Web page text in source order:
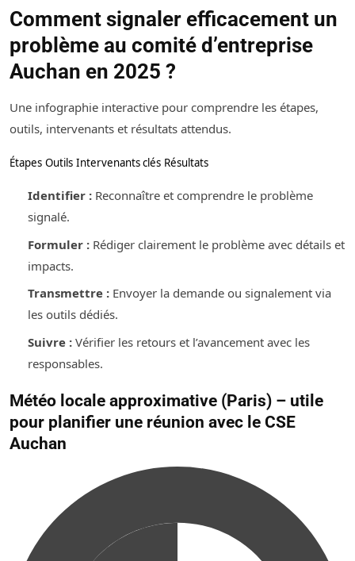
Comment signaler efficacement un
problème au comité d’entreprise
Auchan en 2025 ?
Une infographie interactive pour comprendre les étapes,
outils, intervenants et résultats attendus.
Étapes Outils Intervenants clés Résultats
Identifier :Reconnaître et comprendre le problème
signalé.
Formuler :Rédiger clairement le problème avec détails et
impacts.
Transmettre :Envoyer la demande ou signalement via
les outils dédiés.
Suivre :Vérifier les retours et l’avancement avec les
responsables.
Météo locale approximative (Paris) – utile
pour planifier une réunion avec le CSE
Auchan